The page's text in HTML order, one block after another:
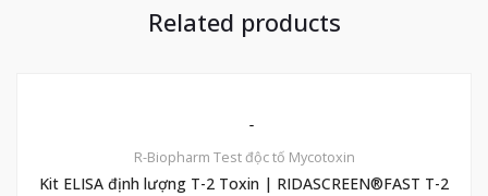
Related products
R-Biopharm Test độc tố Mycotoxin
Kit ELISA định lượng T-2 Toxin | RIDASCREEN®FAST T-2